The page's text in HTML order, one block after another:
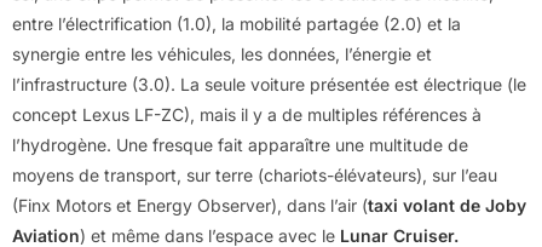
entre l’électrification (1.0), la mobilité partagée (2.0) et la
synergie entre les véhicules, les données, l’énergie et
l’infrastructure (3.0). La seule voiture présentée est électrique (le
concept Lexus LF-ZC), mais il y a de multiples références à
l’hydrogène. Une fresque fait apparaître une multitude de
moyens de transport, sur terre (chariots-élévateurs), sur l’eau
(Finx Motors et Energy Observer), dans l’air (taxi volant de Joby
Aviation) et même dans l’espace avec le Lunar Cruiser.